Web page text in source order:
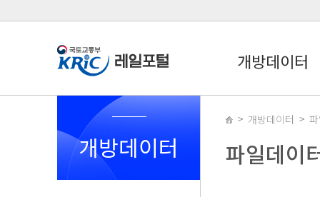
개방데이터
개방데이터
개방데이터
파일데이